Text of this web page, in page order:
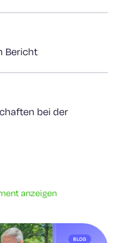
Bericht
bei der
anzeigen